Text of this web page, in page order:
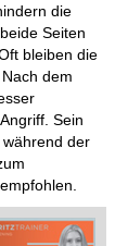
die
Seiten
bleiben die
dem
Sein
der